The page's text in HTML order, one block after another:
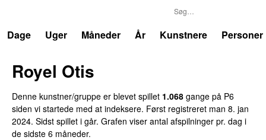
Dage
Uger Måneder År Kunstnere Personer
Royel Otis
Denne kunstner/gruppe er blevet spillet 1.068 gange på P6
siden vi startede med at indeksere. Først registreret man 8. jan
2024. Sidst spillet i går. Grafen viser antal afspilninger pr. dag i
de sidste 6 måneder.